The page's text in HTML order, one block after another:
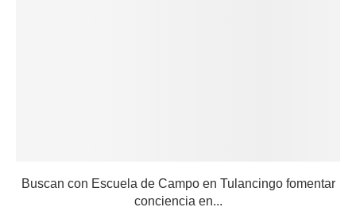
Buscan con Escuela de Campo en Tulancingo fomentar
conciencia en...